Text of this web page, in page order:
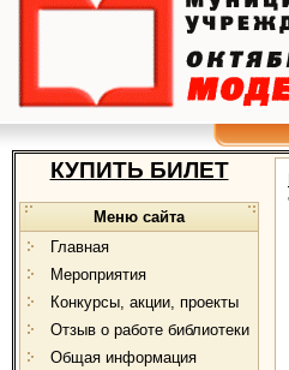
КУПИТЬ БИЛЕТ
Меню сайта
Главная
Мероприятия
Конкурсы, акции, проекты
Отзыв о работе библиотеки
Общая информация